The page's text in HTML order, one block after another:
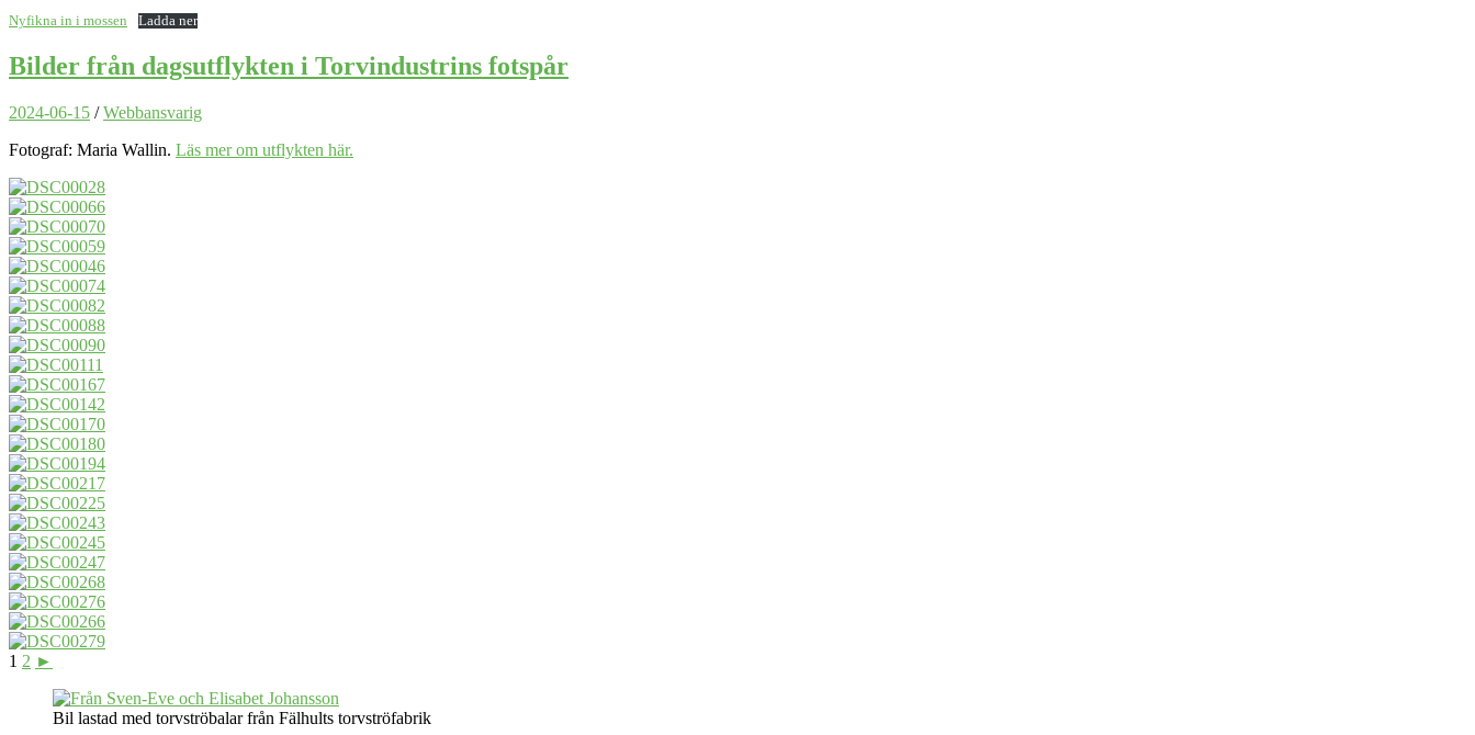
Nyfikna in i mossen Ladda ner
Bilder från dagsutflykten i Torvindustrins fotspår
2024-06-15 /Webbansvarig
Fotograf: Maria Wallin. Läs mer om utflykten här.
1 2 ►
Bil lastad med torvströbalar från Fälhults torvströfabrik